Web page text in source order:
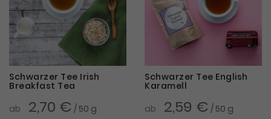
Schwarzer Tee Irish
Breakfast Tea
ab
2,70 € / 50 g
Schwarzer Tee English
Karamell
ab
2,59 € / 50 g